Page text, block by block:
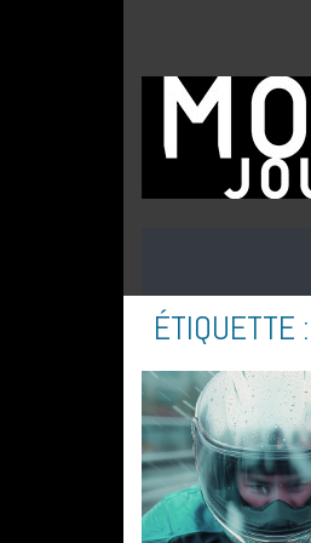
ÉTIQUETTE :